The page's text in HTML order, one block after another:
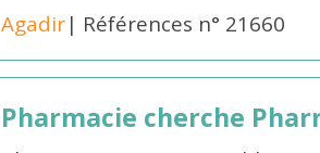
Agadir| Références n° 21660
Pharmacie cherche